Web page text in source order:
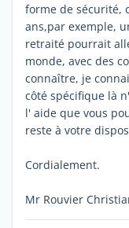
forme de sécurité,
ans,par exemple,
retraité pourrait
monde, avec des
connaître, je
côté spécifique là
l' aide que vous
reste à votre
Cordialement.
Mr Rouvier